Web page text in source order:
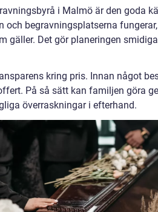
i Malmö är den goda
och begravningsplatserna
gäller. Det gör planeringen
kring pris. Innan något
På så sätt kan familjen göra
överraskningar i efterhand.